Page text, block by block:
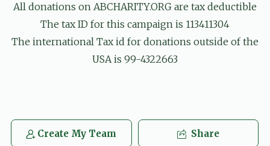
Anonymousחיים שאול גליק
6 months ago $5.00
6 months ago $2.00
All donations on ABCHARITY.ORG are tax deductible
The tax ID for this campaign is 113411304
The international Tax id for donations outside of the
USA is 99-4322663
Create My Team Share